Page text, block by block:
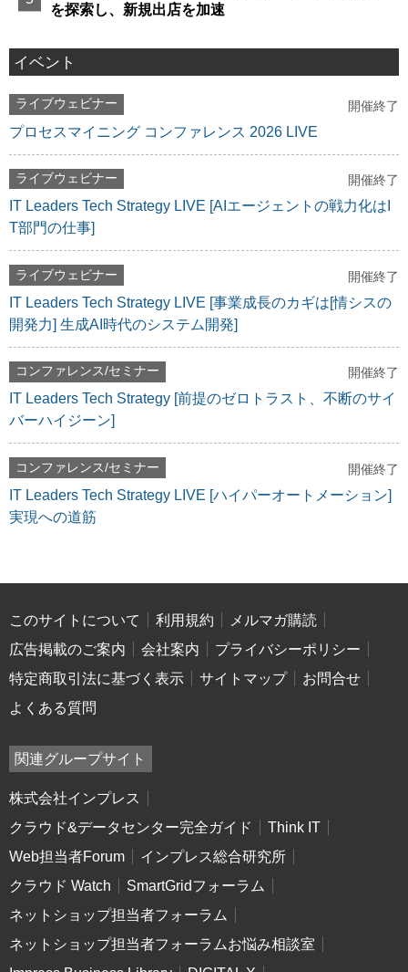
を探索し、新規出店を加速
イベント
ライブウェビナー 開催終了
プロセスマイニング コンファレンス 2026 LIVE
ライブウェビナー 開催終了
IT Leaders Tech Strategy LIVE [AIエージェントの戦力化はI
T部門の仕事]
ライブウェビナー 開催終了
IT Leaders Tech Strategy LIVE [事業成長のカギは[情シスの
開発力] 生成AI時代のシステム開発]
コンファレンス/セミナー 開催終了
IT Leaders Tech Strategy [前提のゼロトラスト、不断のサイ
バーハイジーン]
コンファレンス/セミナー 開催終了
IT Leaders Tech Strategy LIVE [ハイパーオートメーション]
実現への道筋
このサイトについて 利用規約
メルマガ購読
広告掲載のご案内
会社案内
プライバシーポリシー
特定商取引法に基づく表示
サイトマップ
お問合せ
よくある質問
関連グループサイト
株式会社インプレス
クラウド&データセンター完全ガイド
Think IT
Web担当者Forum
インプレス総合研究所
クラウド Watch
SmartGridフォーラム
ネットショップ担当者フォーラム
ネットショップ担当者フォーラムお悩み相談室